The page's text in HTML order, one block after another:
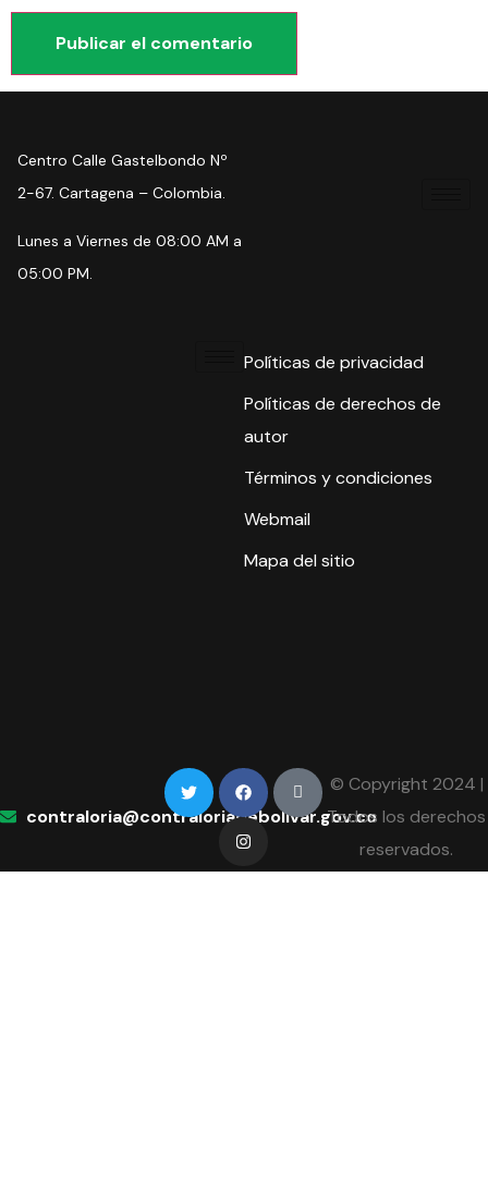
Centro Calle Gastelbondo Nº
2-67. Cartagena – Colombia.
Lunes a Viernes de 08:00 AM a
05:00 PM.
Políticas de privacidad
Políticas de derechos de
autor
Términos y condiciones
Webmail
Mapa del sitio
contraloria@contraloriadebolivar.gov.co
© Copyright 2024 |
Todos los derechos
reservados.